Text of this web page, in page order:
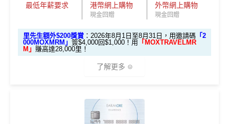
日本簽賬亦有
3%回贈
永久免年費
無年薪要求，學生主婦都申請得
8% +FUN Dollars
5% +FUN Dollars
外幣簽賬享高達4% +FUN Dollars
❎缺點
積分每年續期月計有效期24個月
日常簽賬回贈0.4%，唔算太吸引
簡化回贈方式，無需登記，無最低簽賬要求，網上簽
賬4%回贈！指定商戶 8% 回贈！
夠彈性，以「獎賞錢」RC形式存入，可以配合HSBC
Reward+ App「賞付款」功能抵扣簽賬交易，亦可以
e-Shop換禮品／coupon
面上絕大部份銀行已沒有相關回贈
轉換「獎賞錢」至里數戶口 免手續費
信用卡基本迎新：全新渣打信用卡客戶批卡後首1個月
簽賬滿HK$3,500就有HK$1,000簽賬回贈【渣打加碼
🔥】
申請完填FormMrMiles.hk/smart-card-form
#38新會員+成功批卡派出50額外里賞金。每1里賞金 ≈ HK
最低年薪要求 港幣網上購物
現金回贈
外幣網上購物
現金回贈
里先生額外$200獎賞 ：2026年8月1日至8月31日，用邀請碼 「2
000MOXMRM」 簽$4,000回$1,000！用
「MOXTRAVELMR
M」 賺高達28,000里！
了解更多